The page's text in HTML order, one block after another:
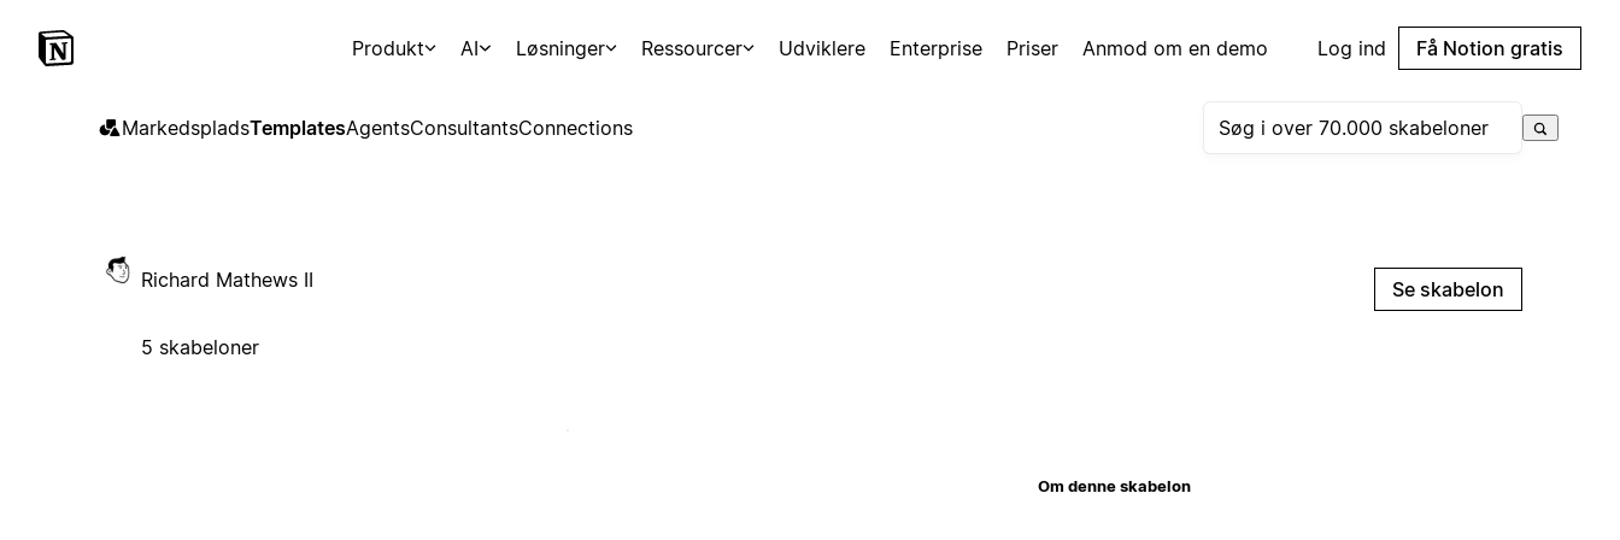
Produkt AI Løsninger Ressourcer Udviklere Enterprise Priser Anmod om en demo Log ind Få Notion gratis
MarkedspladsTemplatesAgentsConsultantsConnections
Richard Mathews II
5 skabeloner
Se skabelon
Om denne skabelon